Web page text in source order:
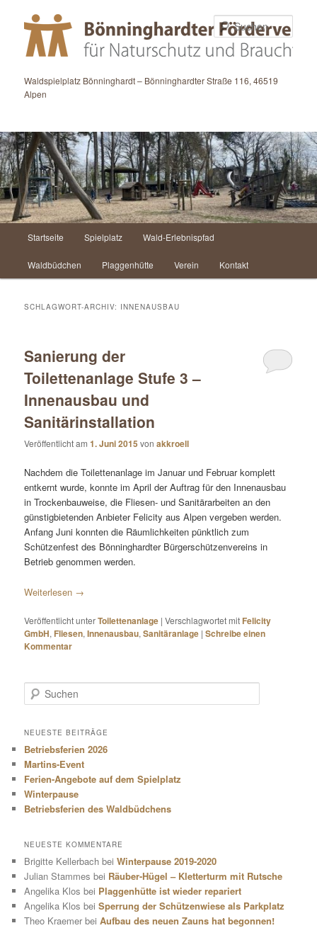
primären
springen
sekundären
springen
Waldspielplatz Bönninghardt – Bönninghardter Straße 116, 46519
Alpen
Startseite Spielplatz Wald-Erlebnispfad
Waldbüdchen Plaggenhütte Verein Kontakt
SCHLAGWORT-ARCHIV: INNENAUSBAU
Sanierung der
Toilettenanlage Stufe 3 –
Innenausbau und
Sanitärinstallation
Veröffentlicht am1. Juni 2015 vonakkroell
Nachdem die Toilettenanlage im Januar und Februar komplett
entkernt wurde, konnte im April der Auftrag für den Innenausbau
in Trockenbauweise, die Fliesen- und Sanitärarbeiten an den
günstigbietenden Anbieter Felicity aus Alpen vergeben werden.
Anfang Juni konnten die Räumlichkeiten pünktlich zum
Schützenfest des Bönninghardter Bürgerschützenvereins in
Betrieb genommen werden.
Weiterlesen →
Veröffentlicht unterToilettenanlage |Verschlagwortet mit Felicity
GmbH, Fliesen,Innenausbau,Sanitäranlage |Schreibe einen
Kommentar
u
h
n
NEUESTE BEITRÄGE
Betriebsferien 2026
Martins-Event
Ferien-Angebote auf dem Spielplatz
Winterpause
Betriebsferien des Waldbüdchens
NEUESTE KOMMENTARE
Brigitte Kellerbach beiWinterpause 2019-2020
Julian Stammes bei Räuber-Hügel – Kletterturm mit Rutsche
Angelika Klos bei Plaggenhütte ist wieder repariert
Angelika Klos beiSperrung der Schützenwiese als Parkplatz
Theo Kraemer beiAufbau des neuen Zauns hat begonnen!